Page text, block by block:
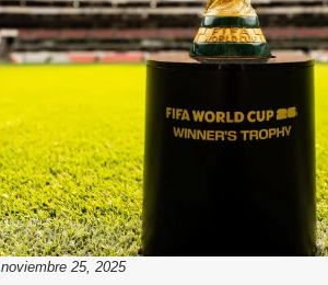
noviembre 25, 2025